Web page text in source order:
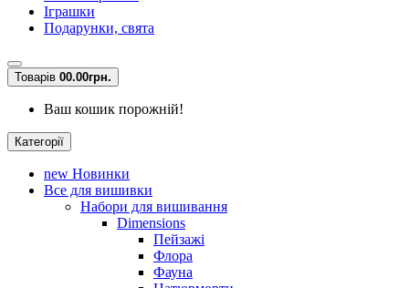
Іграшки
Подарунки, свята
Товарів 00.00грн.
Ваш кошик порожній!
Категорії
new Новинки
Все для вишивки
Набори для вишивання
Dimensions
Пейзажі
Флора
Фауна